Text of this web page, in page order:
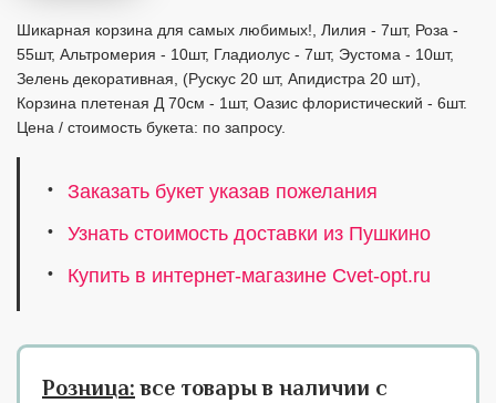
Шикарная корзина для самых любимых!, Лилия - 7шт, Роза -
55шт, Альтромерия - 10шт, Гладиолус - 7шт, Эустома - 10шт,
Зелень декоративная, (Рускус 20 шт, Апидистра 20 шт),
Корзина плетеная Д 70см - 1шт, Оазис флористический - 6шт.
Цена / стоимость букета: по запросу.
Заказать букет указав пожелания
Узнать стоимость доставки из Пушкино
Купить в интернет-магазине Cvet-opt.ru
Розница: все товары в наличии с